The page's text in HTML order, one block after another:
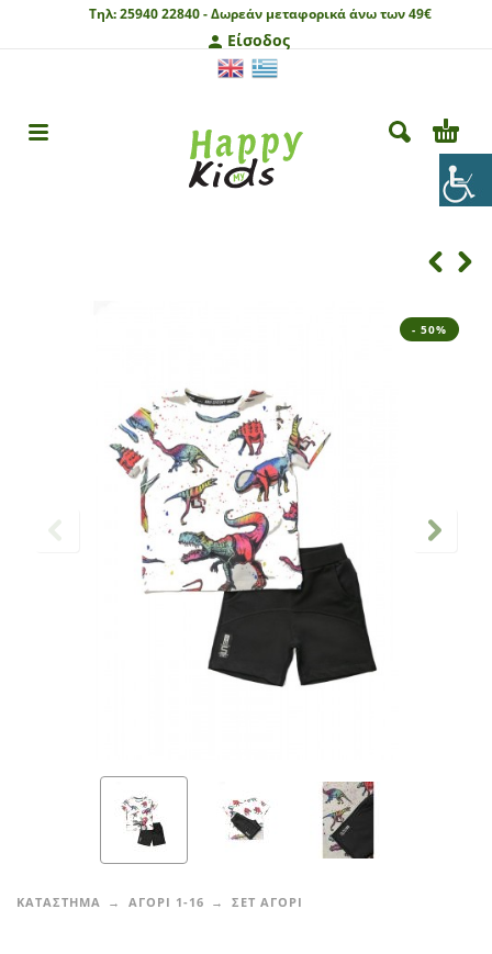
Τηλ:25940 22840 -Δωρεάν μεταφορικά άνω των 49€
Είσοδος
- 50%
ΚΑΤΑΣΤΗΜΑ ΑΓΟΡΙ 1-16 ΣΕΤ ΑΓΟΡΙ